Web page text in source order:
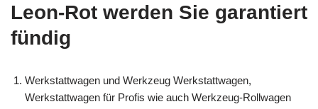
Leon-Rot werden Sie garantiert
fündig
Werkstattwagen und Werkzeug Werkstattwagen,
Werkstattwagen für Profis wie auch Werkzeug-Rollwagen